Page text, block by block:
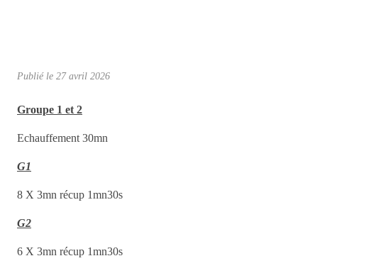
Publié le 27 avril 2026
Groupe 1 et 2
Echauffement 30mn
G1
8 X 3mn récup 1mn30s
G2
6 X 3mn récup 1mn30s